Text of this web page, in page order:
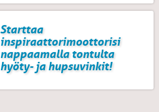
Starttaa
inspiraattorimoottorisi
nappaamalla tontulta
hyöty- ja hupsuvinkit!